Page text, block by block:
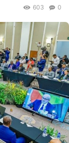
0
603